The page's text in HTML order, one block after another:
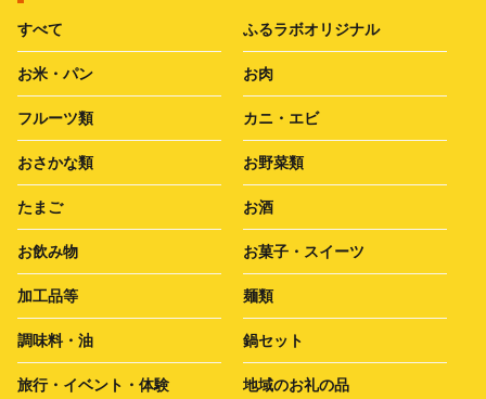
すべて ふるラボオリジナル
お米・パン お肉
フルーツ類 カニ・エビ
おさかな類 お野菜類
たまご お酒
お飲み物 お菓子・スイーツ
加工品等 麺類
調味料・油 鍋セット
旅行・イベント・体験 地域のお礼の品